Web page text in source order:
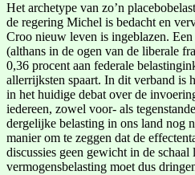
Het archetype van zo’n
de regering Michel is bedacht en
Croo nieuw leven is ingeblazen.
(althans in de ogen van de liberale
0,36 procent aan federale
allerrijksten spaart. In dit verband is
in het huidige debat over de
iedereen, zowel voor- als
dergelijke belasting in ons land nog
manier om te zeggen dat de
discussies geen gewicht in de
vermogensbelasting moet dus